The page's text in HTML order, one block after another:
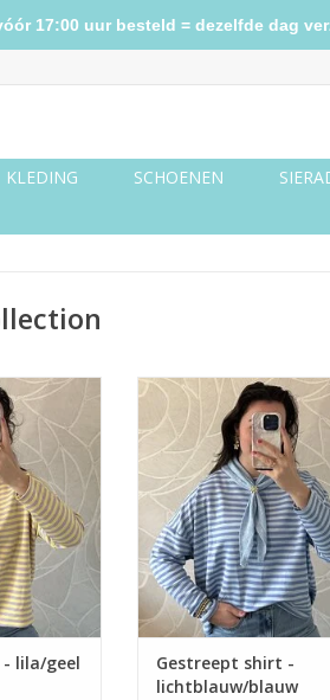
KLEDING SCHOENEN
lila/geel
lila/geel
Gestreept shirt - lichtblauw/
Gestreept shirt -
lichtblauw/blauw
17:00 uur besteld = dezelfde dag